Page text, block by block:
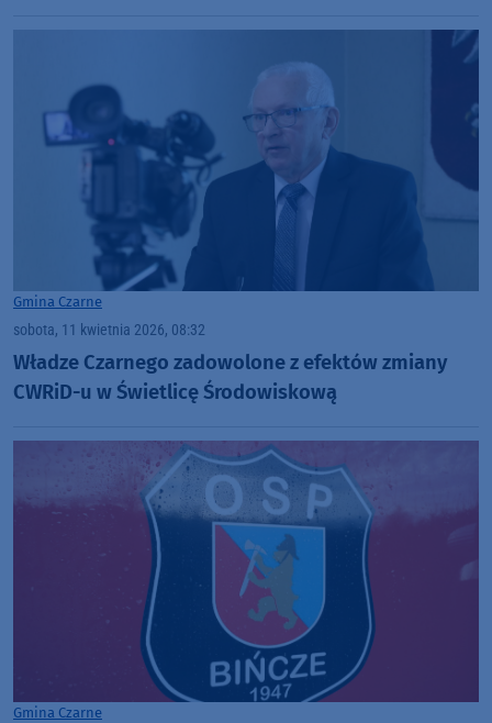
Gmina Czarne
sobota, 11 kwietnia 2026, 08:32
Władze Czarnego zadowolone z efektów zmiany
CWRiD-u w Świetlicę Środowiskową
Gmina Czarne